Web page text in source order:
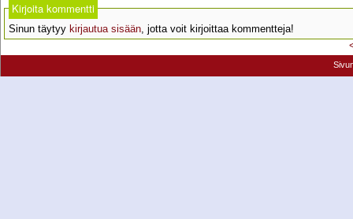
Kirjoita kommentti
Sinun täytyy kirjautua sisään, jotta voit kirjoittaa kommentteja!